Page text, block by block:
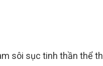
sôi sục tinh thần thể